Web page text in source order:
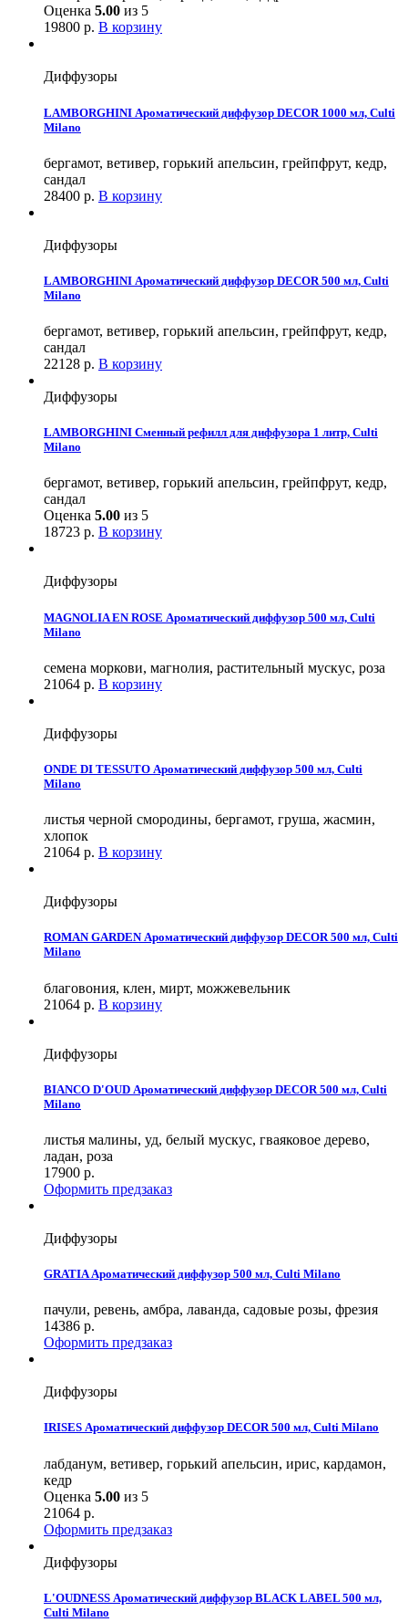
Оценка 5.00 из 5
19800 р. В корзину
Диффузоры
LAMBORGHINI Ароматический диффузор DECOR 1000 мл, Culti
Milano
бергамот, ветивер, горький апельсин, грейпфрут, кедр,
сандал
28400 р. В корзину
Диффузоры
LAMBORGHINI Ароматический диффузор DECOR 500 мл, Culti
Milano
бергамот, ветивер, горький апельсин, грейпфрут, кедр,
сандал
22128 р. В корзину
Диффузоры
LAMBORGHINI Сменный рефилл для диффузора 1 литр, Culti
Milano
бергамот, ветивер, горький апельсин, грейпфрут, кедр,
сандал
Оценка 5.00 из 5
18723 р. В корзину
Диффузоры
MAGNOLIA EN ROSE Ароматический диффузор 500 мл, Culti
Milano
семена моркови, магнолия, растительный мускус, роза
21064 р. В корзину
Диффузоры
ONDE DI TESSUTO Ароматический диффузор 500 мл, Culti
Milano
листья черной смородины, бергамот, груша, жасмин,
хлопок
21064 р. В корзину
Диффузоры
ROMAN GARDEN Ароматический диффузор DECOR 500 мл, Culti
Milano
благовония, клен, мирт, можжевельник
21064 р. В корзину
Диффузоры
BIANCO D'OUD Ароматический диффузор DECOR 500 мл, Culti
Milano
листья малины, уд, белый мускус, гваяковое дерево,
ладан, роза
17900 р.
Оформить предзаказ
Диффузоры
GRATIA Ароматический диффузор 500 мл, Culti Milano
пачули, ревень, амбра, лаванда, садовые розы, фрезия
14386 р.
Оформить предзаказ
Диффузоры
IRISES Ароматический диффузор DECOR 500 мл, Culti Milano
лабданум, ветивер, горький апельсин, ирис, кардамон,
кедр
Оценка 5.00 из 5
21064 р.
Оформить предзаказ
Диффузоры
L'OUDNESS Ароматический диффузор BLACK LABEL 500 мл,
Culti Milano